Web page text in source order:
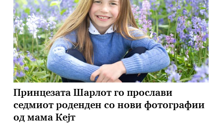
градините и слични места, согласно …
Принцезата Шарлот го прослави
седмиот роденден со нови фотографии
од мама Кејт